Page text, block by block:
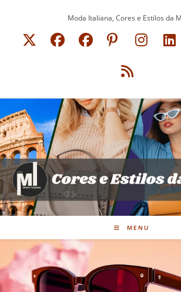
Moda Italiana, Cores e Estilos da
MENU